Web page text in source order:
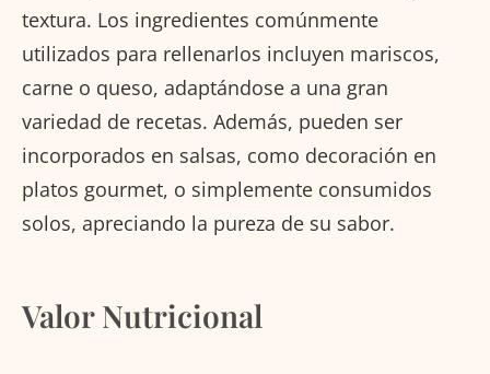
textura. Los ingredientes comúnmente
utilizados para rellenarlos incluyen mariscos,
carne o queso, adaptándose a una gran
variedad de recetas. Además, pueden ser
incorporados en salsas, como decoración en
platos gourmet, o simplemente consumidos
solos, apreciando la pureza de su sabor.
Valor Nutricional